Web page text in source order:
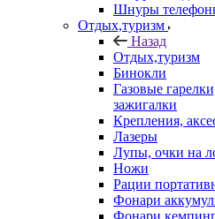
Шнуры
Отдых,туризм
Назад
Отдых,туризм
Бинокли
Газовые
зажигалки
Крепления,
Лазеры
Лупы, очки на
Ножи
Рации
Фонари
Фонари